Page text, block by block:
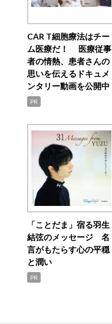
CAR T細胞療法はチー
ム医療だ！ 医療従事
者の情熱、患者さんの
思いを伝えるドキュメ
ンタリー動画を公開中
PR
「ことだま」宿る羽生
結弦のメッセージ 名
言がもたらす心の平穏
と潤い
PR